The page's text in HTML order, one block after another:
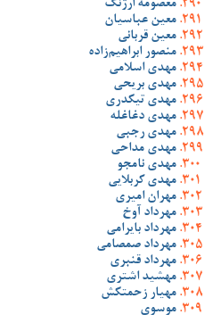
معصومه ارژنگ
معین عباسیان
معین قربانی
منصور ابراهیم‌زاده
مهدی اسلامی
مهدی بریحی
مهدی تیکدری
مهدی دغاغله
مهدی رجبی
مهدی مداحی
مهدی نامجو
مهدی کربلایی
مهران امیری
مهرداد آوخ
مهرداد بایرامی
مهرداد صمصامی
مهرداد قنبری
مهشید اشتری
مهیار زحمتکش
موسوی